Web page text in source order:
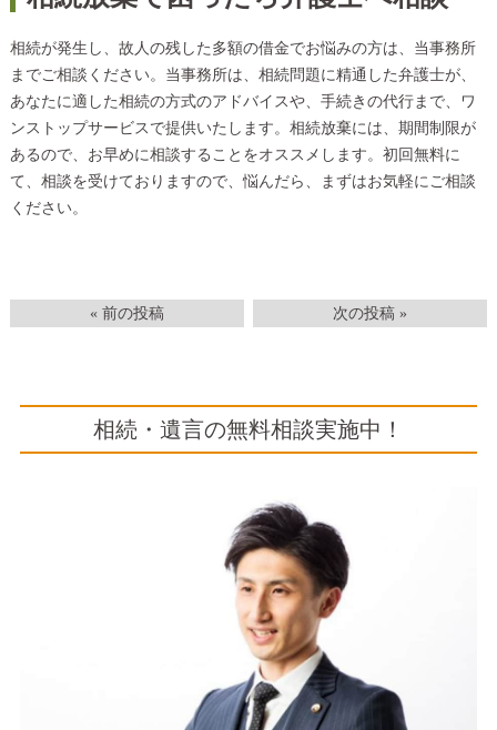
相続が発生し、故人の残した多額の借金でお悩みの方は、当事務所
までご相談ください。当事務所は、相続問題に精通した弁護士が、
あなたに適した相続の方式のアドバイスや、手続きの代行まで、ワ
ンストップサービスで提供いたします。相続放棄には、期間制限が
あるので、お早めに相談することをオススメします。初回無料に
て、相談を受けておりますので、悩んだら、まずはお気軽にご相談
ください。
« 前の投稿 次の投稿 »
相続・遺言の無料相談実施中！